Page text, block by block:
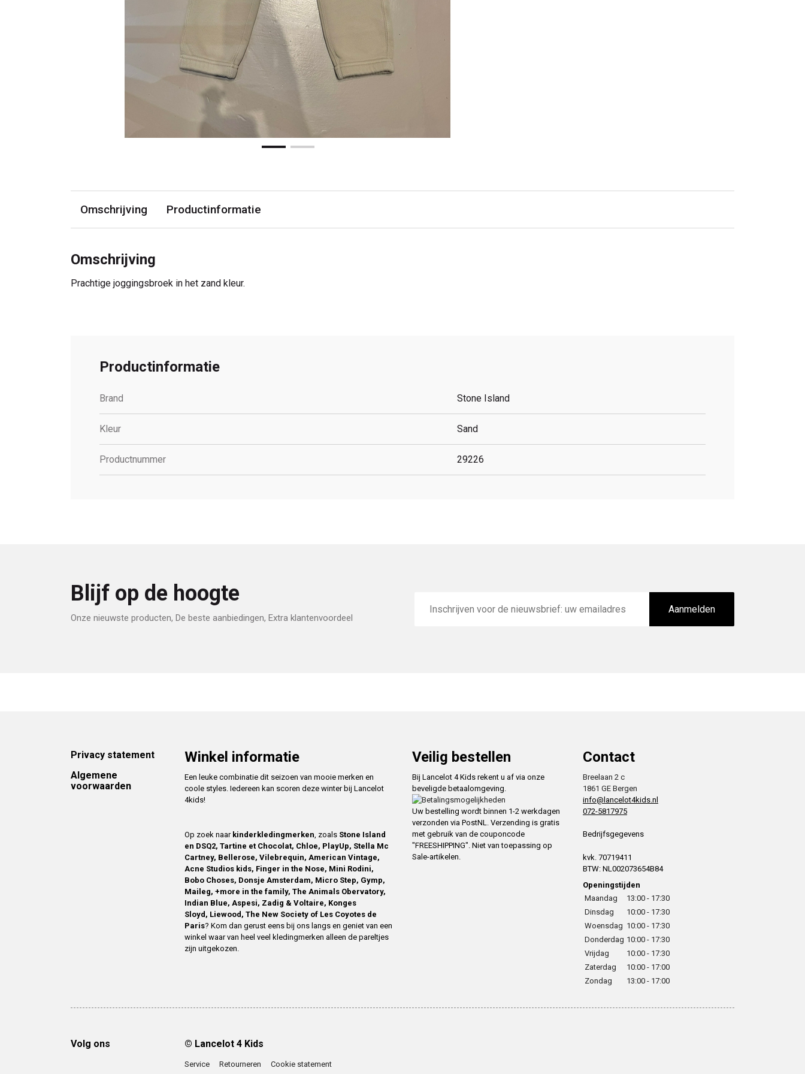
Omschrijving Productinformatie
Omschrijving
Prachtige joggingsbroek in het zand kleur.
Productinformatie
Brand Stone Island
Kleur Sand
Productnummer 29226
Blijf op de hoogte
Onze nieuwste producten, De beste aanbiedingen, Extra klantenvoordeel
mailadres
Aanmelden
Footer
Privacy statement
Algemene
voorwaarden
Winkel informatie
Een leuke combinatie dit seizoen van mooie merken en
coole styles. Iedereen kan scoren deze winter bij Lancelot
4kids!
Op zoek naar kinderkledingmerken , zoals Stone Island
en DSQ2, Tartine et Chocolat, Chloe, PlayUp, Stella Mc
Cartney, Bellerose, Vilebrequin, American Vintage,
Acne Studios kids, Finger in the Nose, Mini Rodini,
Bobo Choses, Donsje Amsterdam, Micro Step, Gymp,
Maileg, +more in the family, The Animals Obervatory,
Indian Blue, Aspesi, Zadig & Voltaire, Konges
Sloyd, Liewood, The New Society of Les Coyotes de
Paris? Kom dan gerust eens bij ons langs en geniet van een
winkel waar van heel veel kledingmerken alleen de pareltjes
zijn uitgekozen.
Veilig bestellen
Bij Lancelot 4 Kids rekent u af via onze
beveligde betaalomgeving.
Uw bestelling wordt binnen 1-2 werkdagen
verzonden via PostNL. Verzending is gratis
met gebruik van de couponcode
"FREESHIPPING". Niet van toepassing op
Sale-artikelen.
Contact
Breelaan 2 c
1861 GE Bergen
info@lancelot4kids.nl
072-5817975
Bedrijfsgegevens
kvk. 70719411
BTW: NL002073654B84
Openingstijden
Maandag
13:00 - 17:30
Dinsdag
10:00 - 17:30
Woensdag 10:00 - 17:30
Donderdag 10:00 - 17:30
Vrijdag
10:00 - 17:30
Zaterdag
10:00 - 17:00
Zondag
13:00 - 17:00
Volg ons © Lancelot 4 Kids
Service Retourneren Cookie statement